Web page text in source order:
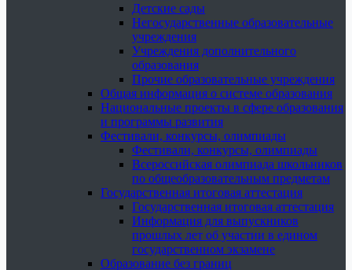
Детские сады
Негосударственные образовательные
учреждения
Учреждения дополнительного
образования
Прочие образовательные учреждения
Общая информация о системе образования
Национальные проекты в сфере образования
и программы развития
Фестивали, конкурсы, олимпиады
Фестивали, конкурсы, олимпиады
Всероссийская олимпиада школьников
по общеобразовательным предметам
Государственная итоговая аттестация
Государственная итоговая аттестация
Информация для выпускников
прошлых лет об участии в едином
государственном экзамене
Образование без границ